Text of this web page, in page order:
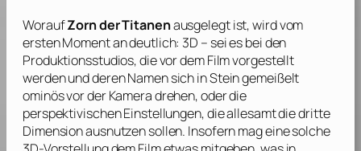
WoraufZorn der Titanenausgelegt ist, wird vom
ersten Moment an deutlich: 3D – sei es bei den
Produktionsstudios, die vor dem Film vorgestellt
werden und deren Namen sich in Stein gemeißelt
ominös vor der Kamera drehen, oder die
perspektivischen Einstellungen, die allesamt die dritte
Dimension ausnutzen sollen. Insofern mag eine solche